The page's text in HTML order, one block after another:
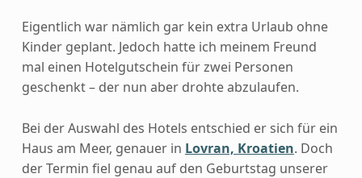
Eigentlich war nämlich gar kein extra Urlaub ohne
Kinder geplant. Jedoch hatte ich meinem Freund
mal einen Hotelgutschein für zwei Personen
geschenkt – der nun aber drohte abzulaufen.
Bei der Auswahl des Hotels entschied er sich für ein
Haus am Meer, genauer in Lovran, Kroatien. Doch
der Termin fiel genau auf den Geburtstag unserer